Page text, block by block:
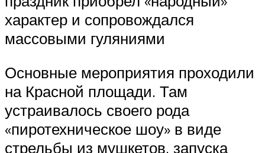
характер и сопровождался
массовыми гуляниями
Основные мероприятия проходили
на Красной площади. Там
устраивалось своего рода
«пиротехническое шоу» в виде
стрельбы из мушкетов, запуска